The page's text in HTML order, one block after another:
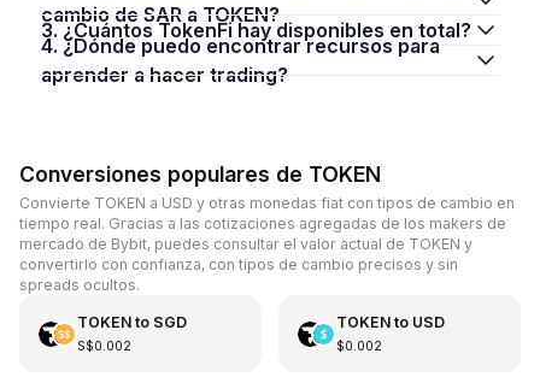
cambio de SAR a TOKEN?
3. ¿Cuántos TokenFi hay disponibles en total?
4. ¿Dónde puedo encontrar recursos para
aprender a hacer trading?
Conversiones populares de TOKEN
Convierte TOKEN a USD y otras monedas fiat con tipos de cambio en
tiempo real. Gracias a las cotizaciones agregadas de los makers de
mercado de Bybit, puedes consultar el valor actual de TOKEN y
convertirlo con confianza, con tipos de cambio precisos y sin
spreads ocultos.
TOKENto SGD
S$0.002
TOKENto USD
$0.002